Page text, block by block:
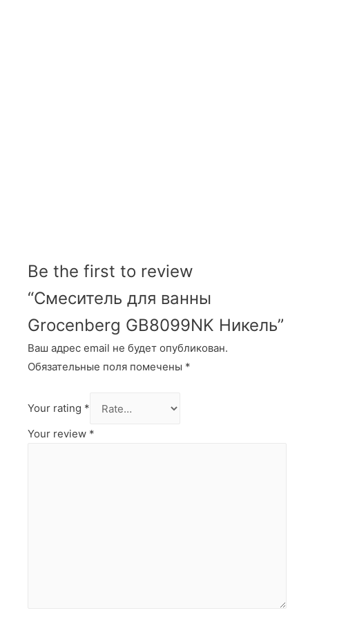
Be the first to review
“Смеситель для ванны
Grocenberg GB8099NK Никель”
Ваш адрес email не будет опубликован.
Обязательные поля помечены *
Your rating *
Your review *